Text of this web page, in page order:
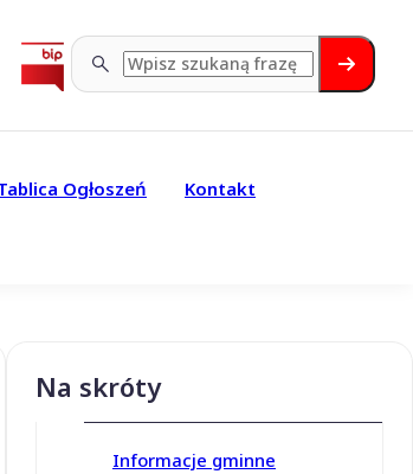
Ogłoszeń Kontakt
Na skróty
Informacje gminne